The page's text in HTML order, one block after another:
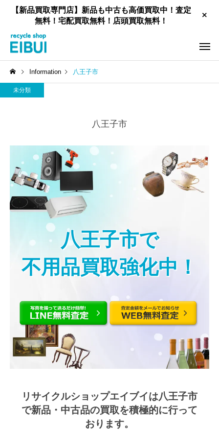
【新品買取専門店】新品も中古も高価買取中！査定
無料！宅配買取無料！店頭買取無料！
工具買取
家具買取
Information 八王子市
未分類
八王子市
八王子市で
不用品買取強化中！
リサイクルショップエイブイは八王子市
で新品・中古品の買取を積極的に行って
おります。